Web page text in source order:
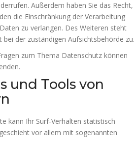
Außerdem haben Sie das Recht,
die Einschränkung der Verarbeitung
zu verlangen. Des Weiteren steht
bei der zuständigen Aufsichtsbehörde zu.
zum Thema Datenschutz können
und Tools von
kann Ihr Surf-Verhalten statistisch
vor allem mit sogenannten